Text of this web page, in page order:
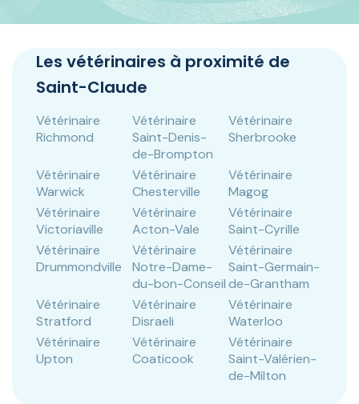
Panneau de gestion des cookies
Les vétérinaires à proximité de
Saint-Claude
Vétérinaire
Richmond
Vétérinaire
Saint-Denis-
de-Brompton
Vétérinaire
Sherbrooke
Vétérinaire
Warwick
Vétérinaire
Chesterville
Vétérinaire
Magog
Vétérinaire
Victoriaville
Vétérinaire
Acton-Vale
Vétérinaire
Saint-Cyrille
Vétérinaire
Drummondville
Vétérinaire
Notre-Dame-
du-bon-Conseil
Vétérinaire
Saint-Germain-
de-Grantham
Vétérinaire
Stratford
Vétérinaire
Disraeli
Vétérinaire
Waterloo
Vétérinaire
Upton
Vétérinaire
Coaticook
Vétérinaire
Saint-Valérien-
de-Milton